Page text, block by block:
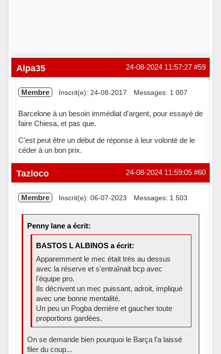
#59
24-08-2024 11:57:27
Alpa35
Membre Inscrit(e): 24-08-2017 Messages: 1 007
Barcelone à un besoin immédiat d'argent, pour essayé de
faire Chiesa, et pas que.
C'est peut être un début de réponse à leur volonté de le
céder à un bon prix.
Hors ligne #60
24-08-2024 11:59:05
Tazloco
Membre Inscrit(e): 06-07-2023 Messages: 1 503
Penny lane a écrit:
BASTOS L ALBINOS a écrit:
Apparemment le mec était très au dessus
avec la réserve et s'entraînait bcp avec
l'équipe pro.
Ils décrivent un mec puissant, adroit, impliqué
avec une bonne mentalité.
Un peu un Pogba derrière et gaucher toute
proportions gardées.
On se demande bien pourquoi le Barça l'a laissé
filer du coup...